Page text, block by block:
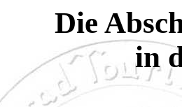
Die
in